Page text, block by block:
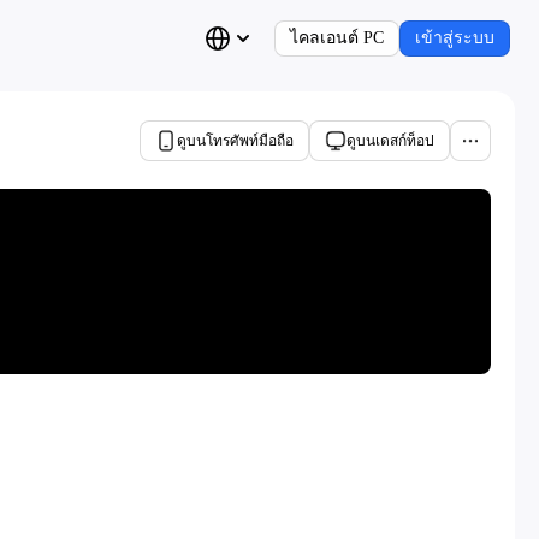
ไคลเอนต์ PC เข้าสู่ระบบ
ดูบนโทรศัพท์มือถือ ดูบนเดสก์ท็อป